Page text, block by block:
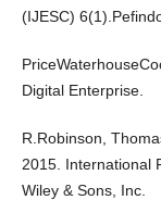
(IJESC)
Digital Enterprise.
R.Robinson,
2015. International
Wiley & Sons, Inc.